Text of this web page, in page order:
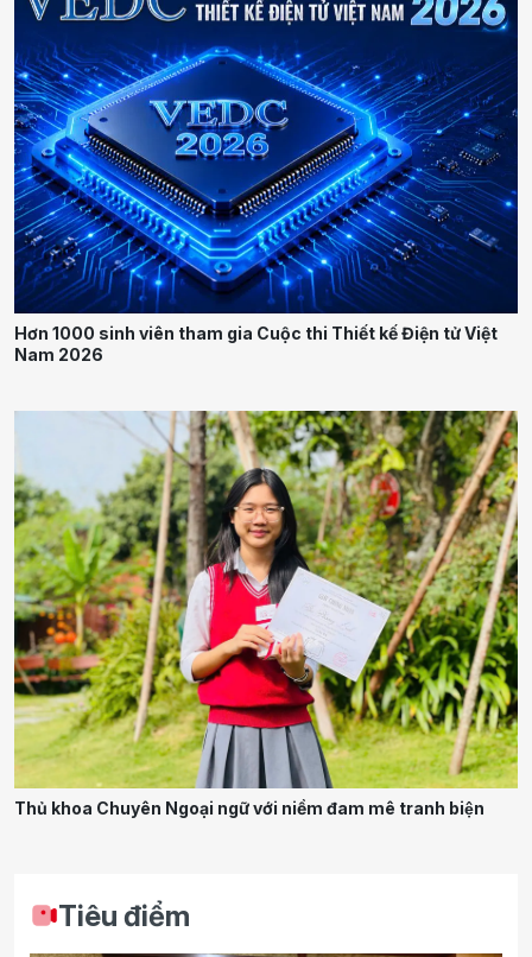
Hơn 1000 sinh viên tham gia Cuộc thi Thiết kế Điện tử Việt
Nam 2026
Thủ khoa Chuyên Ngoại ngữ với niềm đam mê tranh biện
Tiêu điểm